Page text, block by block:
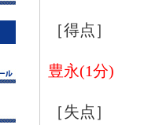
［得点］
豊永(1分)
［失点］